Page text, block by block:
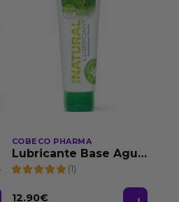
COBECO PHARMA
Lubricante Base Agua
100% Natural 125 ml
(1)
12.90€